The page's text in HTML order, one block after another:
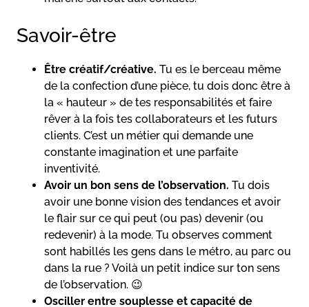
Savoir-être
Être créatif/créative. Tu es le berceau même
de la confection d’une pièce, tu dois donc être à
la « hauteur » de tes responsabilités et faire
rêver à la fois tes collaborateurs et les futurs
clients. C’est un métier qui demande une
constante imagination et une parfaite
inventivité.
Avoir un bon sens de l’observation. Tu dois
avoir une bonne vision des tendances et avoir
le flair sur ce qui peut (ou pas) devenir (ou
redevenir) à la mode. Tu observes comment
sont habillés les gens dans le métro, au parc ou
dans la rue ? Voilà un petit indice sur ton sens
de l’observation. 😉
Osciller entre souplesse et capacité de